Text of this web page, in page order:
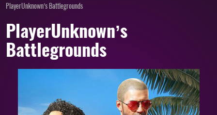
PlayerUnknown’s Battlegrounds
PlayerUnknown’s
Battlegrounds